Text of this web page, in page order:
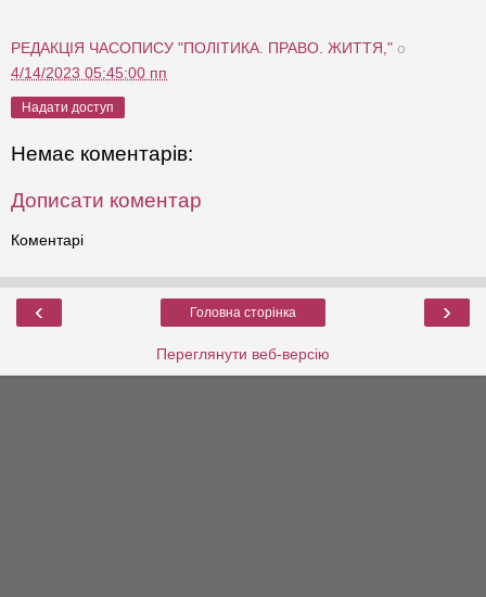
РЕДАКЦІЯ ЧАСОПИСУ "ПОЛІТИКА. ПРАВО. ЖИТТЯ," о
4/14/2023 05:45:00 пп
Надати доступ
Немає коментарів:
Дописати коментар
Коментарі
‹ ›
Головна сторінка
Переглянути веб-версію